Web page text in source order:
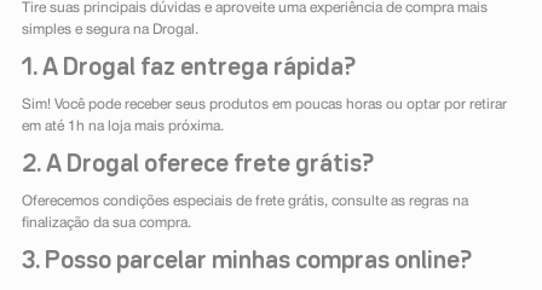
Tire suas principais dúvidas e aproveite uma experiência de compra mais
simples e segura na Drogal.
1. A Drogal faz entrega rápida?
Sim! Você pode receber seus produtos em poucas horas ou optar por retirar
em até 1h na loja mais próxima.
2. A Drogal oferece frete grátis?
Oferecemos condições especiais de frete grátis, consulte as regras na
finalização da sua compra.
3. Posso parcelar minhas compras online?